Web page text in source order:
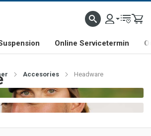
SCHWEIZER FIRMA SHOP & SHOWROOM IN
Online Servicetermin
Accesories Headware